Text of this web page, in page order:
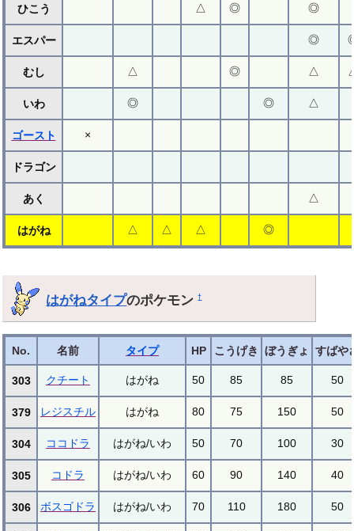
ひこう △ ◎ ◎
エスパー ◎
むし △ ◎ △
いわ ◎ ◎ △
ゴースト ×
ドラゴン
あく △
はがね △ △ △ ◎
はがねタイプのポケモン†
No. 名前 タイプ HP こうげき ぼうぎょ すばや
303 クチート はがね 50 85 85 50
379 レジスチル はがね 80 75 150 50
304 ココドラ はがね/いわ 50 70 100 30
305 コドラ はがね/いわ 60 90 140 40
306 ボスゴドラ はがね/いわ 70 110 180 50